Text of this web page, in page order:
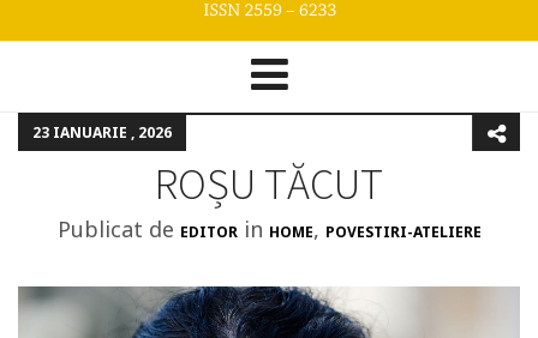
23 IANUARIE , 2026
ROȘU TĂCUT
Publicat de EDITOR in HOME, POVESTIRI-ATELIERE